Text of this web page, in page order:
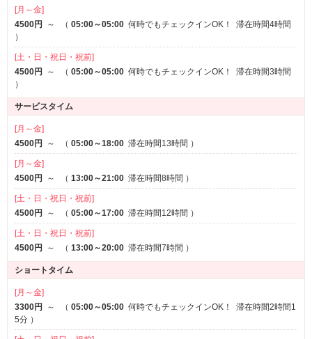
★秋季限定ハロウィンプレゼント★
10/29～31日の期間中にご来店いただいたお客様お1組様につきおひ
とつ
フェイスパックとHW入浴剤のセットをプレゼント!!
ご来店お待ちしております☆彡
秋の限定ラインの「いち髪THE PREMIUM」で髪乾燥のダメージを
しっかりケア。
うっとりするような香りと保湿ケアの「Dove」のボディソープは秋
の訪れを感じる心地よい金木犀の香りです。
ぜひお試しください！
★秋季限定チューハイ・サワー150円フェア★
秋の期間限定チューハイ・サワー150円フェア開催中☆彡
季節のフルーティーなフレーバーをお得な価格で是非ご堪能下さい♪
★秋季限定ハロウィンコスプレ★
バリエーション豊かな ハロウィン限定のレンタルコスプレをいよい
2着まで無料でご利用いただけます♪
秋だけの特別コスプレを是非お楽しみください！
[月～金]
4500円
～ （ 05:00～05:00 何時でもチェックインOK！
滞在時間4時間
）
[土・日・祝日・祝前]
4500円
～ （ 05:00～05:00 何時でもチェックインOK！
滞在時間3時間
）
サービスタイム
[月～金]
4500円
～ （ 05:00～18:00 滞在時間13時間 ）
[月～金]
4500円
～ （ 13:00～21:00 滞在時間8時間 ）
[土・日・祝日・祝前]
4500円
～ （ 05:00～17:00 滞在時間12時間 ）
[土・日・祝日・祝前]
4500円
～ （ 13:00～20:00 滞在時間7時間 ）
ショートタイム
[月～金]
3300円
～ （ 05:00～05:00 何時でもチェックインOK！
滞在時間2時間1
5分 ）